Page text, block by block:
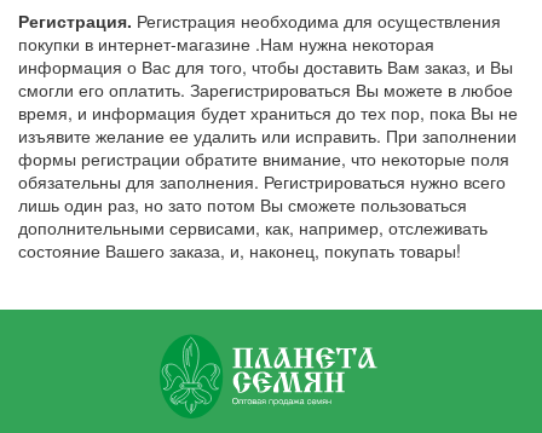
Регистрация. Регистрация необходима для осуществления
покупки в интернет-магазине .Нам нужна некоторая
информация о Вас для того, чтобы доставить Вам заказ, и Вы
смогли его оплатить. Зарегистрироваться Вы можете в любое
время, и информация будет храниться до тех пор, пока Вы не
изъявите желание ее удалить или исправить. При заполнении
формы регистрации обратите внимание, что некоторые поля
обязательны для заполнения. Регистрироваться нужно всего
лишь один раз, но зато потом Вы сможете пользоваться
дополнительными сервисами, как, например, отслеживать
состояние Вашего заказа, и, наконец, покупать товары!